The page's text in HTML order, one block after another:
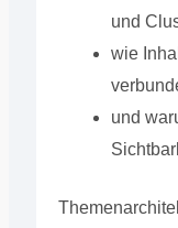
und
wie
und